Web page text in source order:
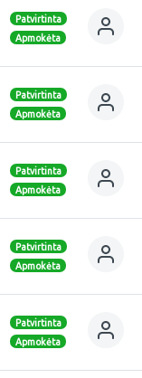
Patvirtinta
Apmokėta
Patvirtinta
Apmokėta
Patvirtinta
Apmokėta
Patvirtinta
Apmokėta
Patvirtinta
Apmokėta